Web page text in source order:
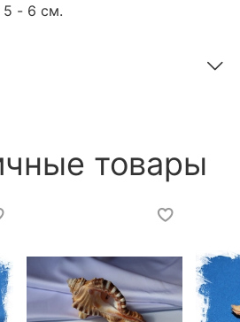
- 6 см.
товары